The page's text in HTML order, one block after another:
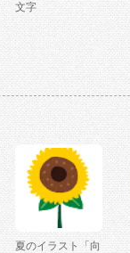
文字
夏のイラスト「向